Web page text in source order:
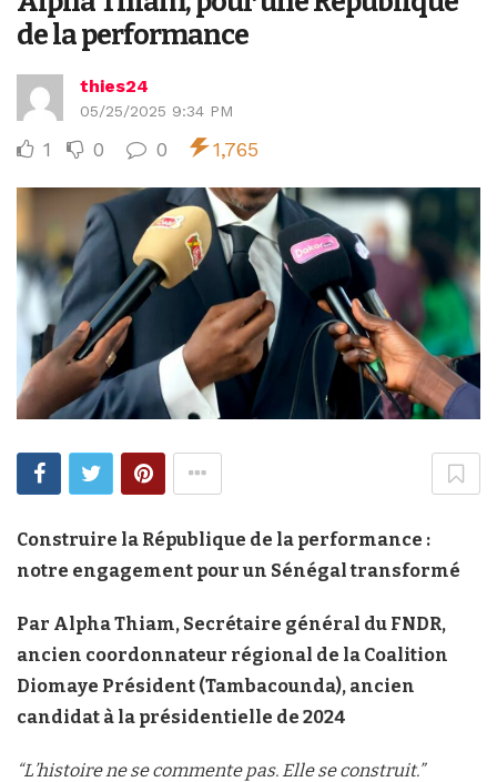
de la performance
thies24
05/25/2025 9:34 PM
1 0 0 1,765
Construire la République de la performance :
notre engagement pour un Sénégal transformé
Par Alpha Thiam, Secrétaire général du FNDR,
ancien coordonnateur régional de la Coalition
Diomaye Président (Tambacounda), ancien
candidat à la présidentielle de 2024
“L’histoire ne se commente pas. Elle se construit.”